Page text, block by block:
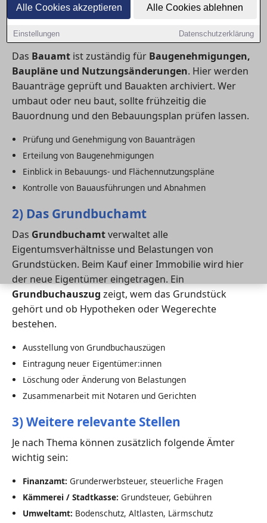
Alle Cookies akzeptieren Alle Cookies ablehnen
Einstellungen Datenschutzerklärung
wann kontaktieren musst.
1) Das Bauamt
Das Bauamt ist zuständig für Baugenehmigungen,
Baupläne und Nutzungsänderungen. Hier werden
Bauanträge geprüft und Bauakten archiviert. Wer
umbaut oder neu baut, sollte frühzeitig die
Bauordnung und den Bebauungsplan prüfen lassen.
Prüfung und Genehmigung von Bauanträgen
Erteilung von Baugenehmigungen
Einblick in Bebauungs- und Flächennutzungspläne
Kontrolle von Bauausführungen und Abnahmen
2) Das Grundbuchamt
Das Grundbuchamtverwaltet alle
Eigentumsverhältnisse und Belastungen von
Grundstücken. Beim Kauf einer Immobilie wird hier
der neue Eigentümer eingetragen. Ein
Grundbuchauszug zeigt, wem das Grundstück
gehört und ob Hypotheken oder Wegerechte
bestehen.
Ausstellung von Grundbuchauszügen
Eintragung neuer Eigentümer:innen
Löschung oder Änderung von Belastungen
Zusammenarbeit mit Notaren und Gerichten
3) Weitere relevante Stellen
Je nach Thema können zusätzlich folgende Ämter
wichtig sein:
Finanzamt: Grunderwerbsteuer, steuerliche Fragen
Kämmerei / Stadtkasse: Grundsteuer, Gebühren
Umweltamt: Bodenschutz, Altlasten, Lärmschutz